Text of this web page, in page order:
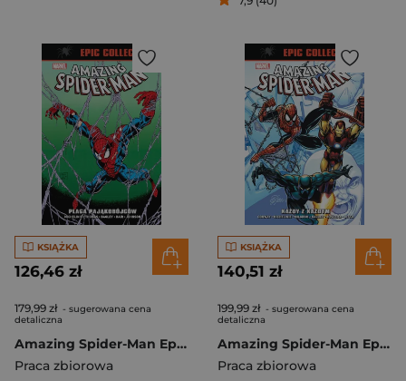
KSIĄŻKA
126,46 zł
179,99 zł - sugerowana cena
detaliczna
Amazing Spider-Man Epic Collection. Plaga pająkobójców
Praca zbiorowa
KSIĄŻKA
140,51 zł
199,99 zł - sugerowana cena
detaliczna
Amazing Spider-Man Epic Collection Każdy z każdym
Praca zbiorowa